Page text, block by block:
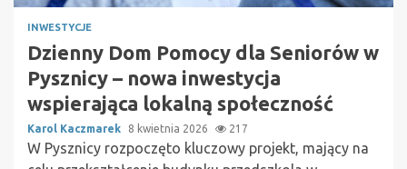
INWESTYCJE
Dzienny Dom Pomocy dla Seniorów w
Pysznicy – nowa inwestycja
wspierająca lokalną społeczność
Karol Kaczmarek 8 kwietnia 2026 217
W Pysznicy rozpoczęto kluczowy projekt, mający na